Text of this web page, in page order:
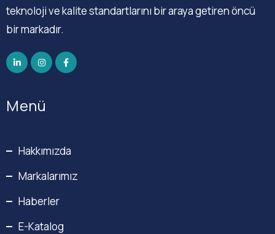
teknoloji ve kalite standartlarını bir araya getiren öncü
bir markadır.
Menü
Hakkımızda
Markalarımız
Haberler
E-Katalog